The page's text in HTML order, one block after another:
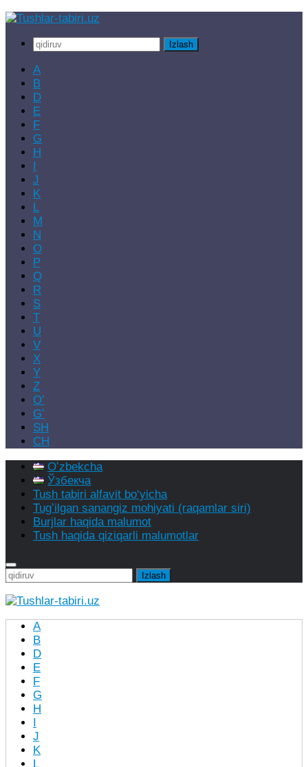
Skip
contentQidirshish:
A
B
D
E
F
G
H
I
J
K
L
M
N
O
P
Q
R
S
T
U
V
X
Y
Z
Oʻ
Gʻ
SH
CH
Oʻzbekcha
Ўзбекча
Tush tabiri alfavit bo‘yicha
Tugʻilgan sanangiz mohiyati (raqamlar siri)
Burjlar haqida malumot
Tush haqida qiziqarli malumotlar
Qidirshish:
A
B
D
E
F
G
H
I
J
K
L